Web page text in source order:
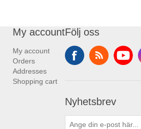
My account
My account
Orders
Addresses
Shopping cart
Följ oss
Nyhetsbrev